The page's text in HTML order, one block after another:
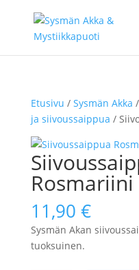
Etusivu / Sysmän Akka /
ja siivoussaippua /
Rosmariini
11,90 €
Sysmän Akan
tuoksuinen.